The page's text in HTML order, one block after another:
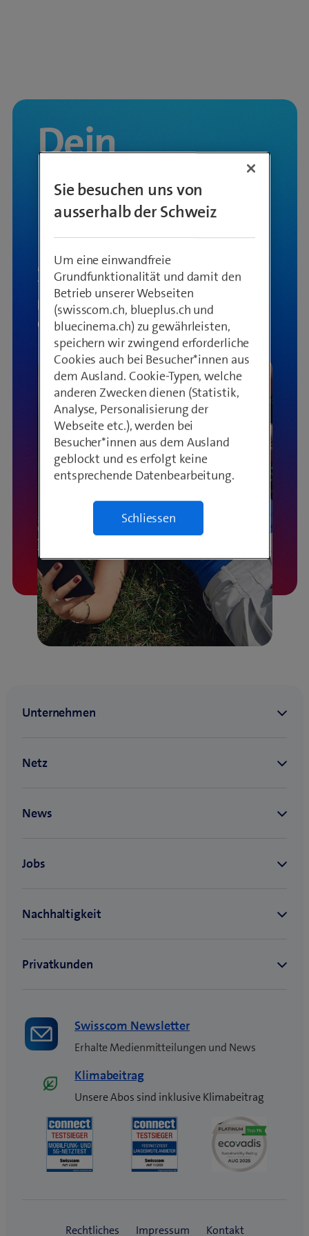
Dein
Festival-
sommer
Momentan pausiert unsere
Ticketverlosung.Besuche uns im
Frühling/Sommer 2027 wieder
Chance Festivaltickets zu gewinnen.
Swisscom Newsletter
Erhalte Medienmitteilungen und News
Klimabeitrag
Unsere Abos sind inklusive Klimabeitrag
Sie besuchen uns von
ausserhalb der Schweiz
Um eine einwandfreie
Grundfunktionalität und damit den
Betrieb unserer Webseiten
(swisscom.ch, blueplus.ch und
bluecinema.ch) zu gewährleisten,
speichern wir zwingend erforderliche
Cookies auch bei Besucher*innen aus
dem Ausland. Cookie-Typen, welche
anderen Zwecken dienen (Statistik,
Analyse, Personalisierung der
Webseite etc.), werden bei
Besucher*innen aus dem Ausland
geblockt und es erfolgt keine
entsprechende Datenbearbeitung.
Schliessen